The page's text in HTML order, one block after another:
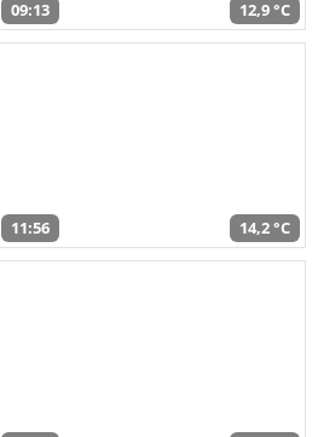
09:13 12,9 °C
11:56 14,2 °C